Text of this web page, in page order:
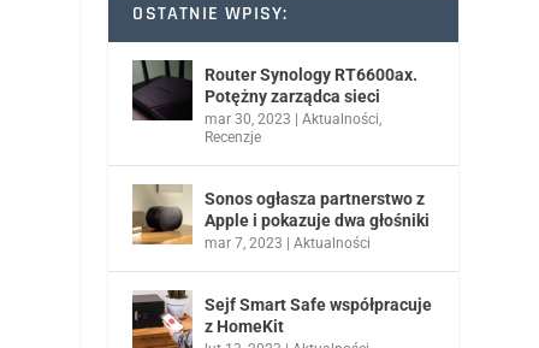
OSTATNIE WPISY:
Router Synology RT6600ax.
Potężny zarządca sieci
mar 30, 2023 |Aktualności,
Recenzje
Sonos ogłasza partnerstwo z
Apple i pokazuje dwa głośniki
mar 7, 2023 |Aktualności
Sejf Smart Safe współpracuje
z HomeKit